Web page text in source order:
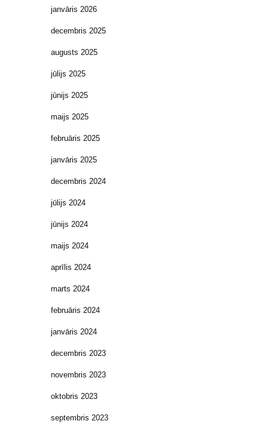
janvāris 2026
decembris 2025
augusts 2025
jūlijs 2025
jūnijs 2025
maijs 2025
februāris 2025
janvāris 2025
decembris 2024
jūlijs 2024
jūnijs 2024
maijs 2024
aprīlis 2024
marts 2024
februāris 2024
janvāris 2024
decembris 2023
novembris 2023
oktobris 2023
septembris 2023